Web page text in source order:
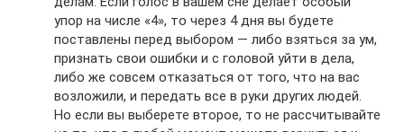
упор на числе «4», то через 4 дня вы будете
поставлены перед выбором — либо взяться за ум,
признать свои ошибки и с головой уйти в дела,
либо же совсем отказаться от того, что на вас
возложили, и передать все в руки других людей.
Но если вы выберете второе, то не рассчитывайте